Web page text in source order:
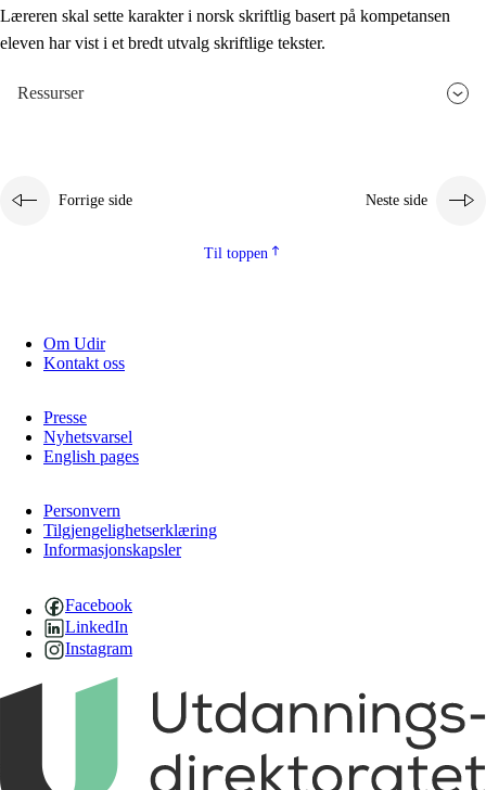
Læreren skal sette karakter i norsk skriftlig basert på kompetansen
eleven har vist i et bredt utvalg skriftlige tekster.
Ressurser
Forrige side Neste side
Til toppen
Om Udir
Kontakt oss
Presse
Nyhetsvarsel
English pages
Personvern
Tilgjengelighetserklæring
Informasjonskapsler
Facebook
LinkedIn
Instagram